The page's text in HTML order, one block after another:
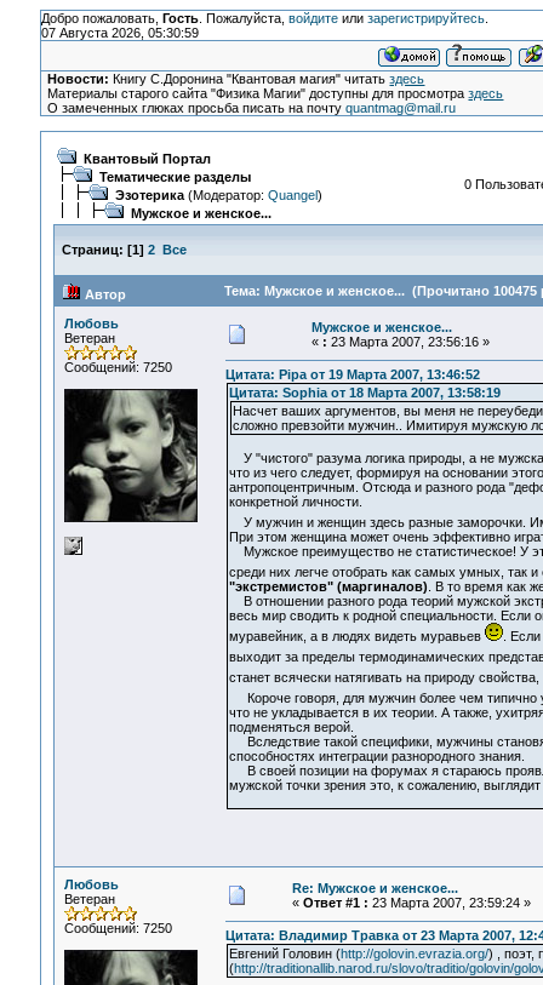
Добро пожаловать, Гость. Пожалуйста, войдитеили зарегистрируйтесь.
07 Августа 2026, 05:30:59
Новости: Книгу С.Доронина "Квантовая магия" читатьздесь
Материалы старого сайта "Физика Магии" доступны для просмотраздесь
О замеченных глюках просьба писать на почтуquantmag@mail.ru
Квантовый Портал
Тематические разделы
Эзотерика(Модератор: Quangel)
Мужское и женское...
0
Страниц: [1] 2 Все
Автор Тема: Мужское и женское... (Прочитано 100475
Любовь
Ветеран
Сообщений: 7250
Мужское и женское...
« : 23 Марта 2007, 23:56:16 »
Цитата: Pipa от 19 Марта 2007, 13:46:52
Цитата: Sophia от 18 Марта 2007, 13:58:19
Насчет ваших аргументов, вы меня не
сложно превзойти мужчин.. Имитируя мужскую
У "чистого" разума логика природы, а не
что из чего следует, формируя на основании
антропоцентричным. Отсюда и разного рода
конкретной личности.
У мужчин и женщин здесь разные заморочки.
При этом женщина может очень эффективно
Мужское преимущество не статистическое! У
среди них легче отобрать как самых умных, так
"экстремистов" (маргиналов) . В то время как
В отношении разного рода теорий мужской
весь мир сводить к родной специальности. Если
муравейник, а в людях видеть муравьев
. Если
выходит за пределы термодинамических
станет всячески натягивать на природу
Короче говоря, для мужчин более чем типично
что не укладывается в их теории. А также,
подменяться верой.
Вследствие такой специфики, мужчины
способностях интеграции разнородного знания.
В своей позиции на форумах я стараюсь
мужской точки зрения это, к сожалению,
Любовь
Ветеран
Сообщений: 7250
Re: Мужское и женское...
« Ответ #1 : 23 Марта 2007, 23:59:24 »
Цитата: Владимир Травка от 23 Марта 2007,
Евгений Головин (http://golovin.evrazia.org/) , поэт,
(http://traditionallib.narod.ru/slovo/traditio/golovin/